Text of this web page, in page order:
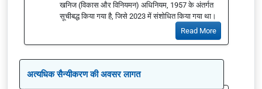
खनिज (विकास और विनियमन) अधिनियम, 1957 के अंतर्गत
सूचीबद्ध किया गया है, जिसे 2023 में संशोधित किया गया था।
Read More
अत्यधिक सैन्यीकरण की अवसर लागत